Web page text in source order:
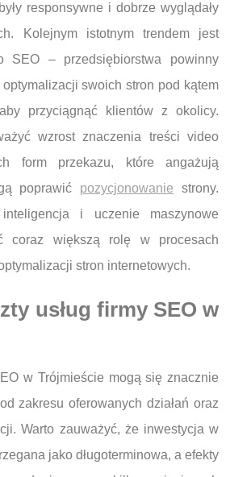
responsywne i dobrze wyglądały
Kolejnym istotnym trendem jest
SEO – przedsiębiorstwa powinny
swoich stron pod kątem
przyciągnąć klientów z okolicy.
wzrost znaczenia treści video
form przekazu, które angażują
poprawić pozycjonowanie strony.
i uczenie maszynowe
coraz większą rolę w procesach
stron internetowych.
usług firmy SEO w
w Trójmieście mogą się znacznie
zakresu oferowanych działań oraz
Warto zauważyć, że inwestycja w
jako długoterminowa, a efekty